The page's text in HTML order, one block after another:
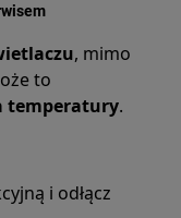
, mimo
to
temperatury.
i odłącz